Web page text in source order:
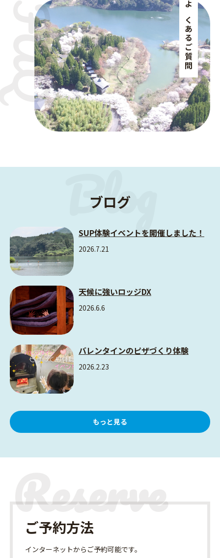
よくあるご質問
ブログ
SUP体験イベントを開催しました！
2026.7.21
天候に強いロッジDX
2026.6.6
バレンタインのピザづくり体験
2026.2.23
もっと見る
ご予約方法
インターネットからご予約可能です。